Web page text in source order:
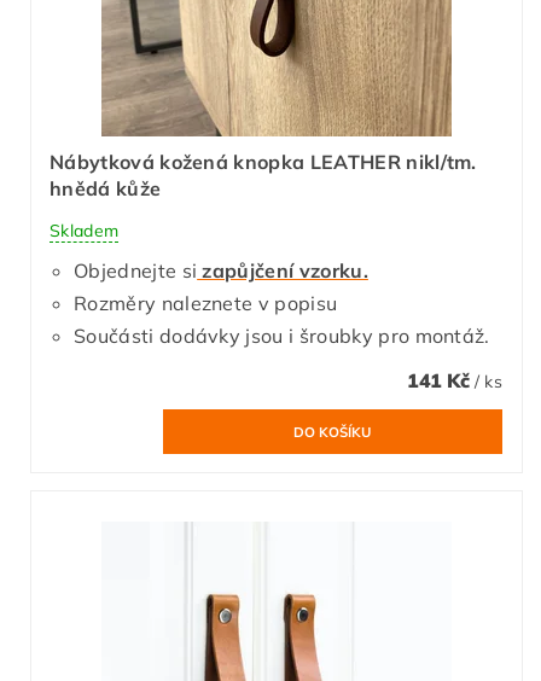
Nábytková kožená knopka LEATHER nikl/tm.
hnědá kůže
Skladem
Objednejte si zapůjčení vzorku.
Rozměry naleznete v popisu
Součásti dodávky jsou i šroubky pro montáž.
141 Kč / ks